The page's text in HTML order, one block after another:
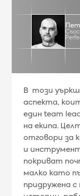
В този
аспекта,
един team
на екипа.
отговори за
и
покриват
малко като
придружена с